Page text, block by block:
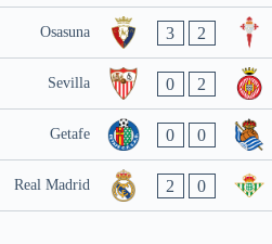
Osasuna 3 2
Sevilla 0 2
Getafe 0 0
Real Madrid 2 0